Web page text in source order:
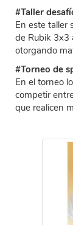
#Taller
En este taller
de Rubik 3x3
otorgando
#Torneo de
En el torneo
competir
que realicen